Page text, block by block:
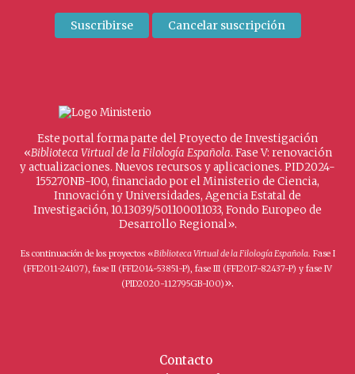
Este portal forma parte del Proyecto de Investigación
«Biblioteca Virtual de la Filología Española. Fase V: renovación
y actualizaciones. Nuevos recursos y aplicaciones. PID2024-
155270NB-I00, financiado por el Ministerio de Ciencia,
Innovación y Universidades, Agencia Estatal de
Investigación, 10.13039/501100011033, Fondo Europeo de
Desarrollo Regional».
Es continuación de los proyectos «Biblioteca Virtual de la Filología Española. Fase I
(FFI2011-24107), fase II (FFI2014-53851-P), fase III (FFI2017-82437-P) y fase IV
(PID2020-112795GB-I00)».
Contacto